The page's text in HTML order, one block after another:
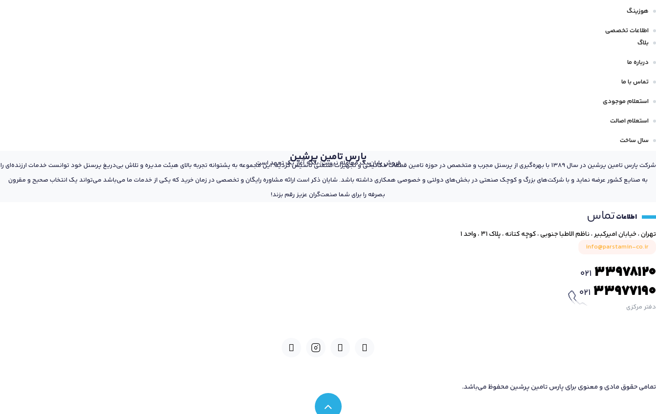
هوزینگ
اطلاعات تخصصی
بلاگ
درباره ما
تماس با ما
استعلام موجودی
استعلام اصالت
سال ساخت
پارس تامین پرشین
فروش پایان یک معامله نیست؛ بلکه آغاز یک تعهد است
شرکت پارس تامین پرشین در سال 1389 با بهره‌گیری از پرسنل مجرب و متخصص در حوزه تامین قطعات مکانیکی و تجهیزات صنعتی تاسیس گردید. این مجموعه به پشتوانه تجربه بالای هیئت مدیره و تلاش بی‌دریغ پرسنل خود توانست خدمات ارزنده‌ای را
به صنایع کشور عرضه نماید و با شرکت‌های بزرگ و کوچک صنعتی در بخش‌های دولتی و خصوصی همکاری داشته باشد. شایان ذکر است ارائه مشاوره رایگان و تخصصی در زمان خرید که یکی از خدمات ما می‌باشد می‌تواند یک انتخاب صحیح و مقرون
بصرفه را برای شما صنعت‌گران عزیز رقم بزند!
اطلاعاتتماس
تهران ، خیابان امیرکبیر ، ناظم الاطبا جنوبی ، کوچه کتانه ، پلاک ۳۱ ، واحد ۱
info@parstamin-co.ir
021 33978120
021 33977190
دفتر مرکزی
تمامی حقوق مادی و معنوی برای پارس تامین پرشین محفوظ می‌باشد.